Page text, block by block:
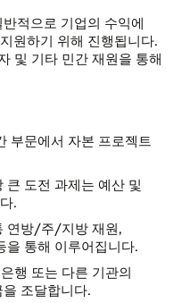
적으로 기업의 수익에
원하기 위해 진행됩니다.
및 기타 민간 재원을 통해
부문에서 자본 프로젝트
큰 도전 과제는 예산 및
.
연방/주/지방 재원,
을 통해 이루어집니다.
행 또는 다른 기관의
조달합니다.